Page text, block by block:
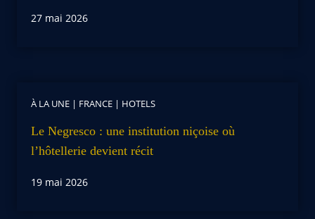
27 mai 2026
À LA UNE | FRANCE | HOTELS
Le Negresco : une institution niçoise où
l’hôtellerie devient récit
19 mai 2026